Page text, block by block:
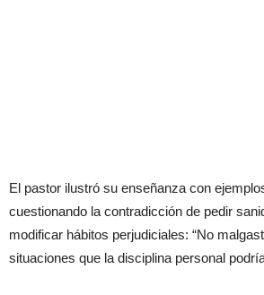
El pastor ilustró su enseñanza con
cuestionando la contradicción de pedir
modificar hábitos perjudiciales: “No
situaciones que la disciplina personal